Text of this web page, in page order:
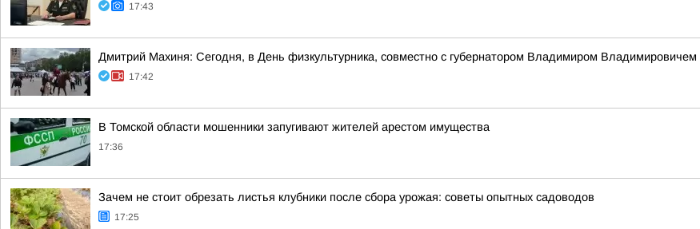
17:43
Дмитрий Махиня: Сегодня, в День физкультурника, совместно с губернатором Владимиром
17:42
В Томской области мошенники запугивают жителей арестом имущества
17:36
Зачем не стоит обрезать листья клубники после сбора урожая: советы опытных садоводов
17:25